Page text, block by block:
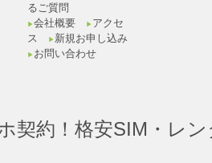
るご質問
▶︎ 会社概要 ▶︎ アクセ
ス
▶︎ 新規お申し込み
▶︎ お問い合わせ
契約！格安SIM・レ